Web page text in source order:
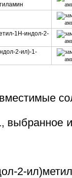
1Н-индол-2-
2-ил)-1-
выбранное
2-